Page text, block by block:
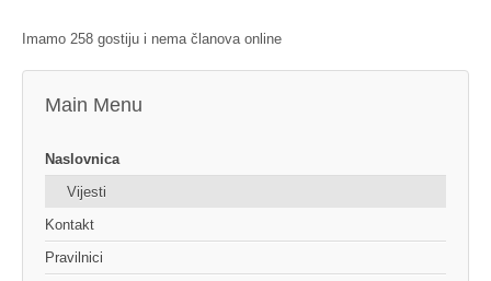
Imamo 258 gostiju i nema članova online
Main Menu
Naslovnica
Vijesti
Kontakt
Pravilnici